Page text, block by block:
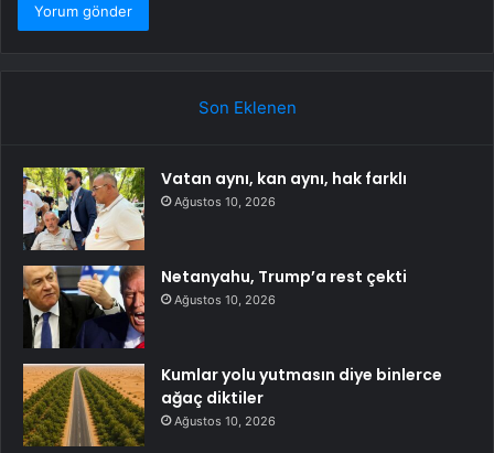
Son Eklenen
Vatan aynı, kan aynı, hak farklı
Ağustos 10, 2026
Netanyahu, Trump’a rest çekti
Ağustos 10, 2026
Kumlar yolu yutmasın diye binlerce
ağaç diktiler
Ağustos 10, 2026